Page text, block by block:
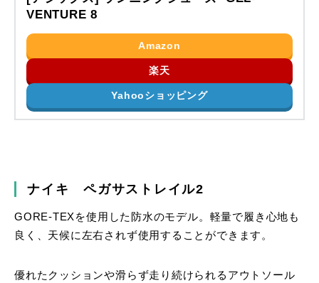
VENTURE 8
Amazon
楽天
Yahooショッピング
ナイキ ペガサストレイル2
GORE-TEXを使用した防水のモデル。軽量で履き心地も
良く、天候に左右されず使用することができます。
優れたクッションや滑らず走り続けられるアウトソール